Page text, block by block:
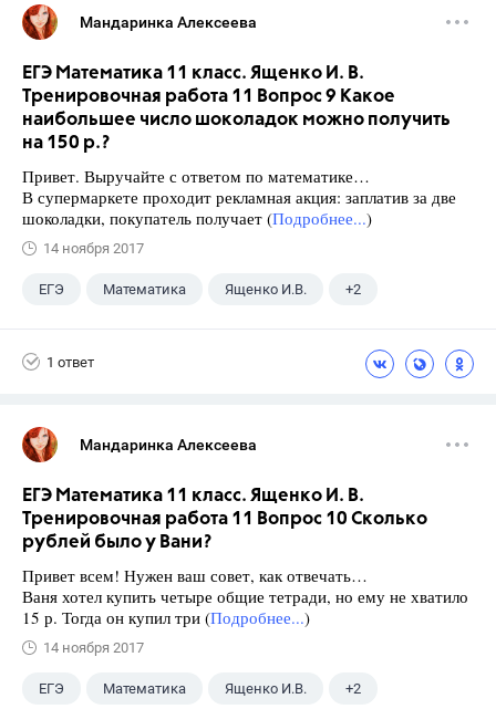
Мандаринка Алексеева
ЕГЭ Математика 11 класс. Ященко И. В.
Тренировочная работа 11 Вопрос 9 Какое
наибольшее число шоколадок можно получить
на 150 р.?
Привет. Выручайте с ответом по математике…
В супермаркете проходит рекламная акция: заплатив за две
шоколадки, покупатель получает (Подробнее...)
14 ноября 2017
ЕГЭ Математика Ященко И.В. +2
1 ответ
Мандаринка Алексеева
ЕГЭ Математика 11 класс. Ященко И. В.
Тренировочная работа 11 Вопрос 10 Сколько
рублей было у Вани?
Привет всем! Нужен ваш совет, как отвечать…
Ваня хотел купить четыре общие тетради, но ему не хватило
15 р. Тогда он купил три (Подробнее...)
14 ноября 2017
ЕГЭ Математика Ященко И.В. +2